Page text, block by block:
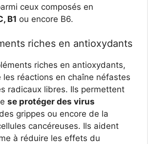
ceux composés en
B1 ou encore B6.
riches en antioxydants
riches en antioxydants,
les réactions en chaîne néfastes
radicaux libres. Ils permettent
se protéger des virus
grippes ou encore de la
cancéreuses. Ils aident
à réduire les effets du